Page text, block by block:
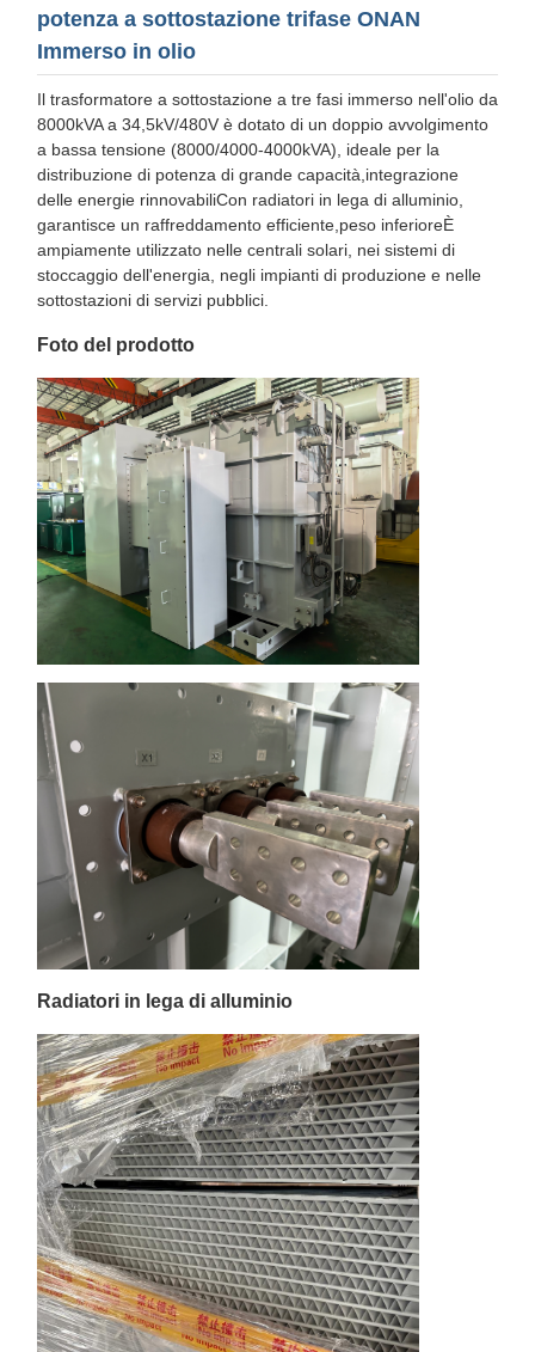
potenza a sottostazione trifase ONAN
Immerso in olio
Il trasformatore a sottostazione a tre fasi immerso nell'olio da
8000kVA a 34,5kV/480V è dotato di un doppio avvolgimento
a bassa tensione (8000/4000-4000kVA), ideale per la
distribuzione di potenza di grande capacità,integrazione
delle energie rinnovabiliCon radiatori in lega di alluminio,
garantisce un raffreddamento efficiente,peso inferioreÈ
ampiamente utilizzato nelle centrali solari, nei sistemi di
stoccaggio dell'energia, negli impianti di produzione e nelle
sottostazioni di servizi pubblici.
Foto del prodotto
Radiatori in lega di alluminio